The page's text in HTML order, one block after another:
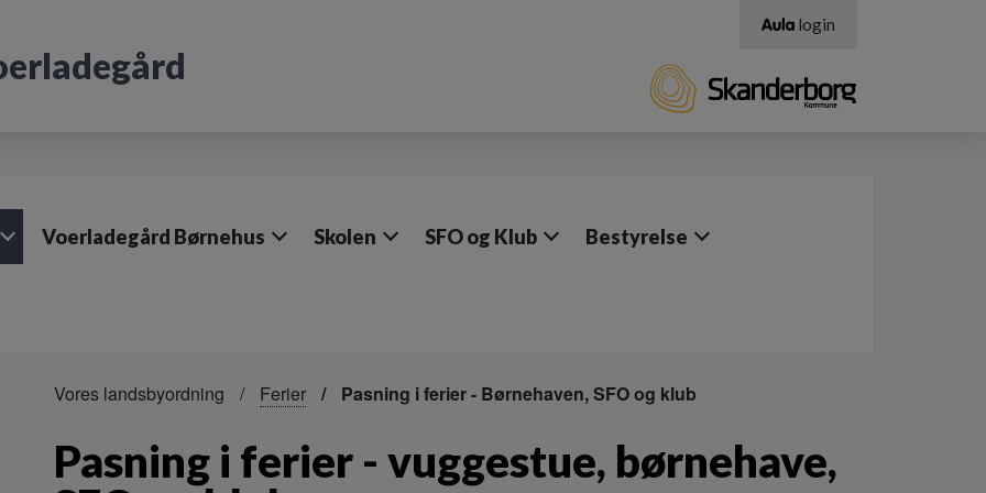
login
Voerladegård Børnehus Skolen SFO og Klub Bestyrelse
Vores landsbyordning Ferier Pasning i ferier - Børnehaven, SFO og klub
Pasning i ferier - vuggestue, børnehave,